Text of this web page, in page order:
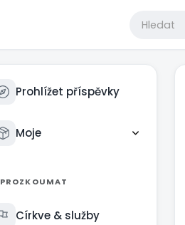
Prohlížet příspěvky
Moje
PROZKOUMAT
Církve & služby